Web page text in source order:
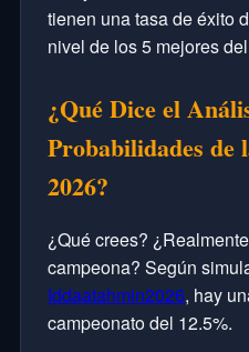
tienen una tasa de éxito
nivel de los 5 mejores
¿Qué Dice el
Probabilidades
2026?
¿Qué crees?
campeona? Según
Iddaatahmin2026, hay
campeonato del 12.5%.